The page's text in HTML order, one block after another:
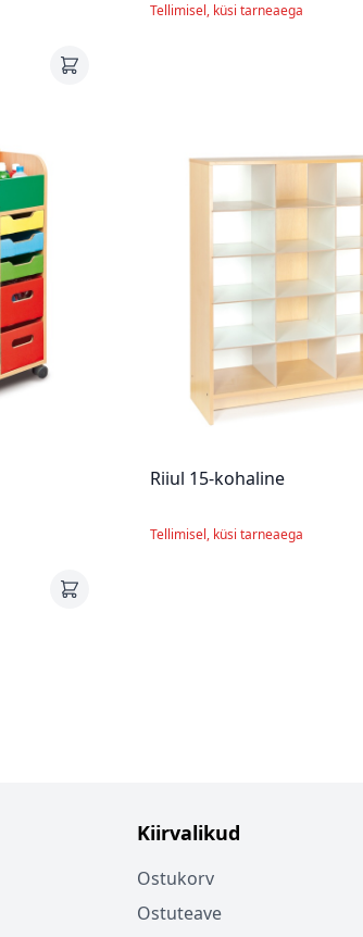
Tellimisel, küsi tarneaega
Riiul 15-kohaline
Tellimisel, küsi tarneaega
Kiirvalikud
Ostukorv
Ostuteave